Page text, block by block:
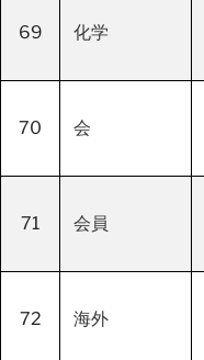
69 化学
70 会
71 会員
72 海外